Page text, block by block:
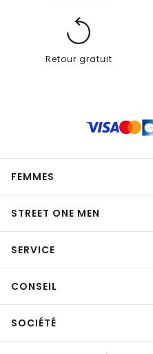
Retour gratuit
FEMMES
STREET ONE MEN
SERVICE
CONSEIL
SOCIÉTÉ